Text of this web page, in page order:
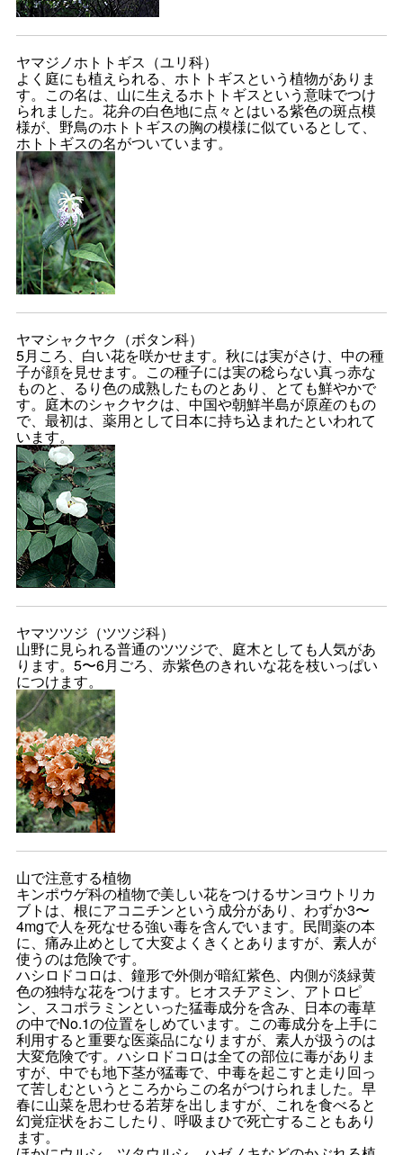
ヤマジノホトトギス（ユリ科）
よく庭にも植えられる、ホトトギスという植物がありま
す。この名は、山に生えるホトトギスという意味でつけ
られました。花弁の白色地に点々とはいる紫色の斑点模
様が、野鳥のホトトギスの胸の模様に似ているとして、
ホトトギスの名がついています。
ヤマシャクヤク（ボタン科）
5月ころ、白い花を咲かせます。秋には実がさけ、中の種
子が顔を見せます。この種子には実の稔らない真っ赤な
ものと、るり色の成熟したものとあり、とても鮮やかで
す。庭木のシャクヤクは、中国や朝鮮半島が原産のもの
で、最初は、薬用として日本に持ち込まれたといわれて
います。
ヤマツツジ（ツツジ科）
山野に見られる普通のツツジで、庭木としても人気があ
ります。5〜6月ごろ、赤紫色のきれいな花を枝いっぱい
につけます。
山で注意する植物
キンポウゲ科の植物で美しい花をつけるサンヨウトリカ
ブトは、根にアコニチンという成分があり、わずか3〜
4mgで人を死なせる強い毒を含んでいます。民間薬の本
に、痛み止めとして大変よくきくとありますが、素人が
使うのは危険です。
ハシロドコロは、鐘形で外側が暗紅紫色、内側が淡緑黄
色の独特な花をつけます。ヒオスチアミン、アトロピ
ン、スコポラミンといった猛毒成分を含み、日本の毒草
の中でNo.1の位置をしめています。この毒成分を上手に
利用すると重要な医薬品になりますが、素人が扱うのは
大変危険です。ハシロドコロは全ての部位に毒がありま
すが、中でも地下茎が猛毒で、中毒を起こすと走り回っ
て苦しむというところからこの名がつけられました。早
春に山菜を思わせる若芽を出しますが、これを食べると
幻覚症状をおこしたり、呼吸まひで死亡することもあり
ます。